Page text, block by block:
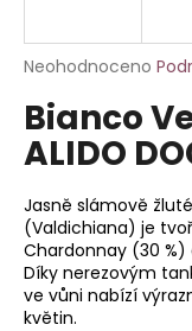
Průměrné
produktu
je
0,0
5
hvězdiček.
Neohodnoceno
Bianco
ALIDO
Jasně slámově
(Valdichiana) je
Chardonnay (30 %)
Díky nerezovým
ve vůni nabízí
květin.
j
t
?